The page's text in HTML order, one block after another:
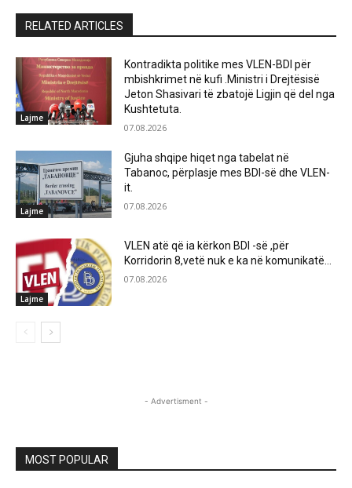
RELATED ARTICLES
Lajme
Kontradikta politike mes VLEN-BDI për
mbishkrimet në kufi .Ministri i Drejtësisë
Jeton Shasivari të zbatojë Ligjin që del nga
Kushtetuta.
07.08.2026
Lajme
Gjuha shqipe hiqet nga tabelat në
Tabanoc, përplasje mes BDI-së dhe VLEN-
it.
07.08.2026
Lajme
VLEN atë që ia kërkon BDI -së ,për
Korridorin 8,vetë nuk e ka në komunikatë…
07.08.2026
- Advertisment -
MOST POPULAR